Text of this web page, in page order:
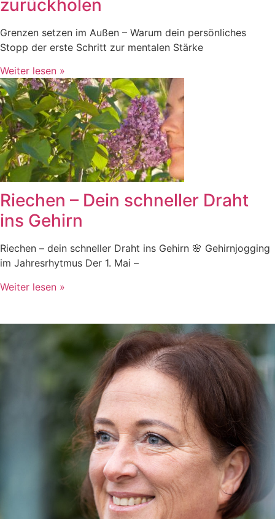
zurückholen
Grenzen setzen im Außen – Warum dein persönliches
Stopp der erste Schritt zur mentalen Stärke
Weiter lesen »
Riechen – Dein schneller Draht
ins Gehirn
Riechen – dein schneller Draht ins Gehirn 🌸 Gehirnjogging
im Jahresrhytmus Der 1. Mai –
Weiter lesen »